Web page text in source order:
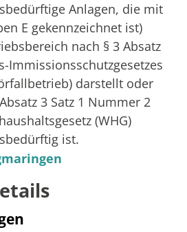
Anlagen, die mit
E gekennzeichnet ist)
nach § 3 Absatz
Immissionsschutzgesetzes
darstellt oder
3 Satz 1 Nummer 2
(WHG)
ist.